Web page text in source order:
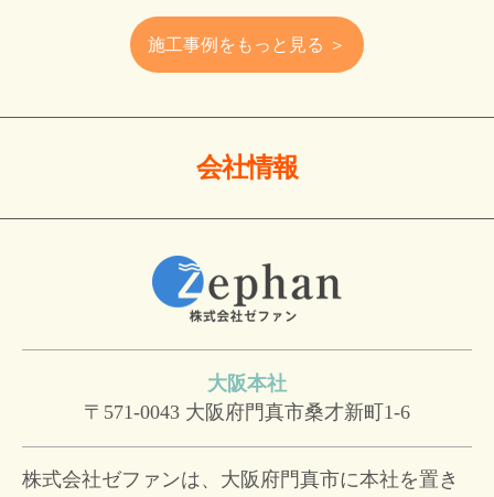
施工事例をもっと見る ＞
会社情報
大阪本社
〒571-0043 大阪府門真市桑才新町1-6
株式会社ゼファンは、大阪府門真市に本社を置き